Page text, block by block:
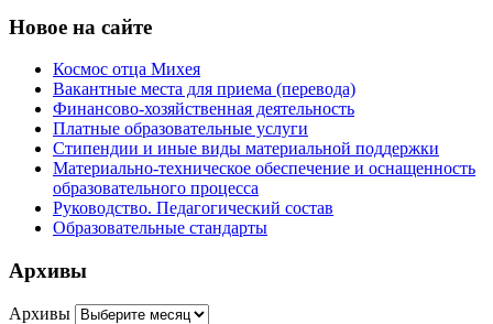
Новое на сайте
Космос отца Михея
Вакантные места для приема (перевода)
Финансово-хозяйственная деятельность
Платные образовательные услуги
Стипендии и иные виды материальной поддержки
Материально-техническое обеспечение и оснащенность
образовательного процесса
Руководство. Педагогический состав
Образовательные стандарты
Архивы
Архивы